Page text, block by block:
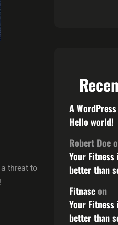
threat to
A
Hello world!
Robert Doe
Your
better than
Fitnaseon
Your
better than